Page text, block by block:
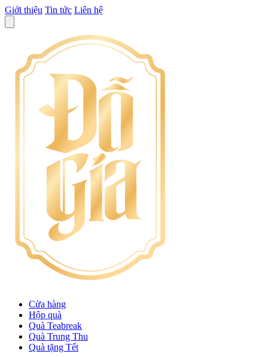
Giới thiệu Tin tức Liên hệ
Cửa hàng
Hộp quà
Quà Teabreak
Quà Trung Thu
Quà tặng Tết